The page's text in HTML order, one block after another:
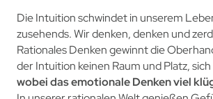
Die Intuition schwindet in unserem
zusehends. Wir denken, denken und
Rationales Denken gewinnt die
der Intuition keinen Raum und Platz,
wobei das emotionale Denken viel